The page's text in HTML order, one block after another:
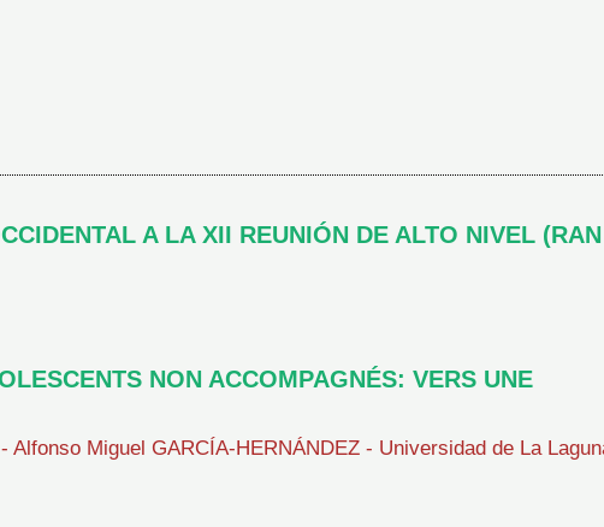
A LA XII REUNIÓN DE ALTO NIVEL (RAN
NON ACCOMPAGNÉS: VERS UNE
Miguel GARCÍA-HERNÁNDEZ - Universidad de La